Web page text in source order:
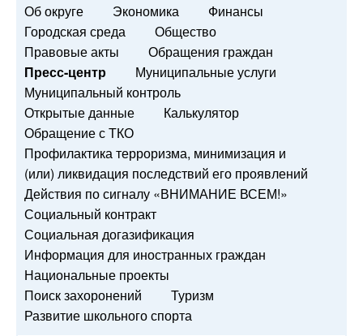
Об округе Экономика
Финансы
Городская среда
Общество
Правовые акты
Обращения граждан
Пресс-центр
Муниципальные услуги
Муниципальный контроль
Открытые данные
Калькулятор
Обращение с ТКО
Профилактика терроризма, минимизация и
(или) ликвидация последствий его проявлений
Действия по сигналу «ВНИМАНИЕ ВСЕМ!»
Социальный контракт
Социальная догазификация
Информация для иностранных граждан
Национальные проекты
Поиск захоронений
Туризм
Развитие школьного спорта